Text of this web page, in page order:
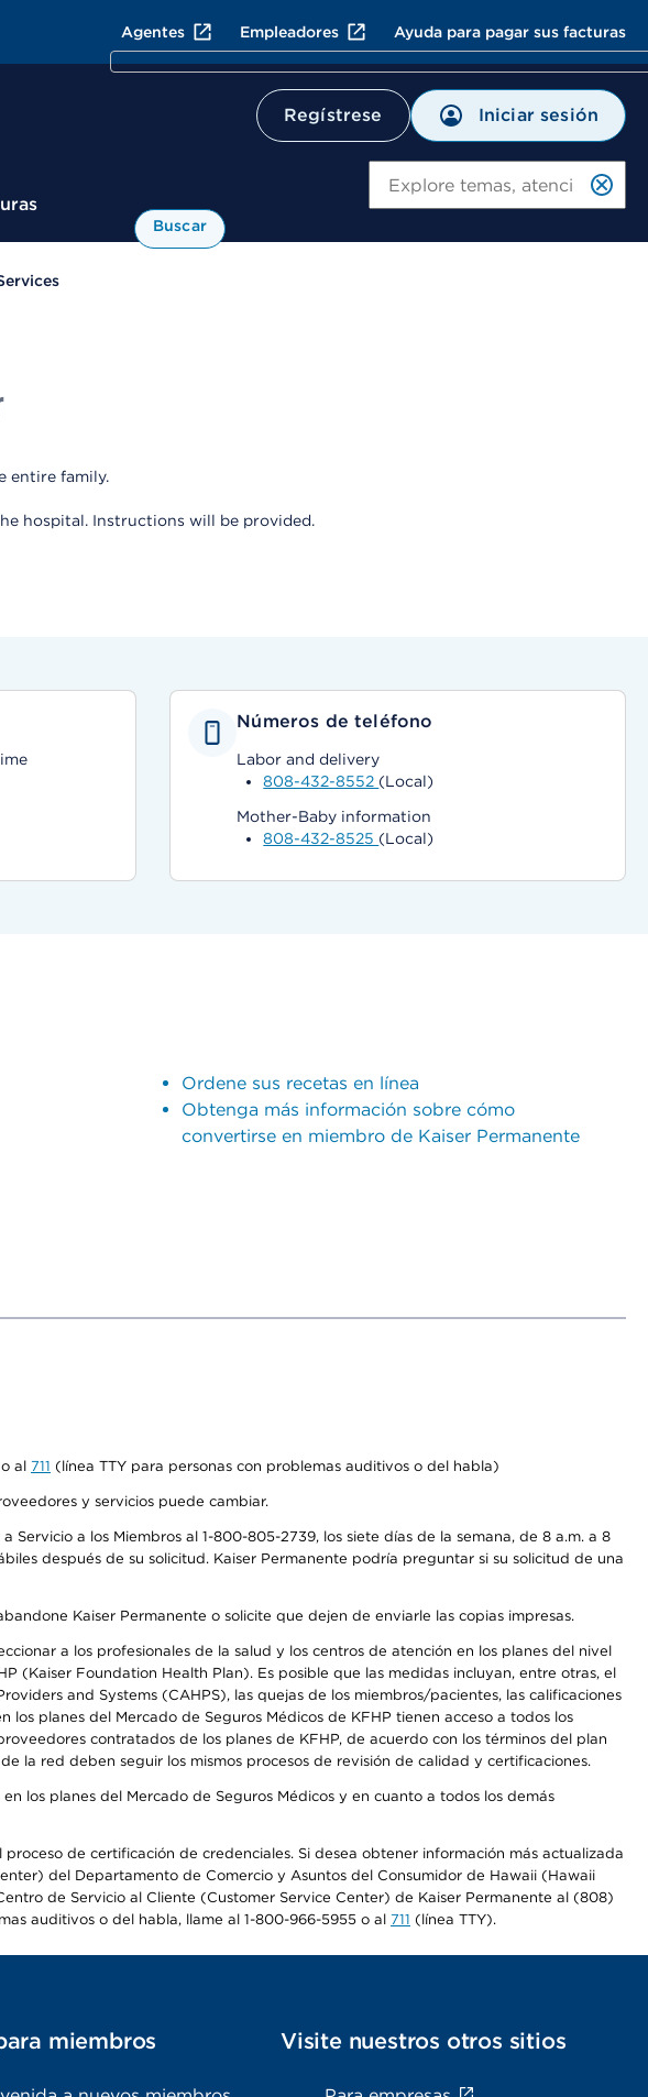
Agentes Empleadores Ayuda para pagar sus facturas
Regístrese Iniciar sesión
Buscar
entire family.
hospital. Instructions will be provided.
Números de teléfono
Labor and delivery
808-432-8552 (Local)
Mother-Baby information
808-432-8525 (Local)
Ordene sus recetas en línea
Obtenga más información sobre cómo
convertirse en miembro de Kaiser Permanente
al 711 (línea TTY para personas con problemas auditivos o del habla)
y servicios puede cambiar.
a los Miembros al 1-800-805-2739, los siete días de la semana, de 8 a.m. a 8
después de su solicitud. Kaiser Permanente podría preguntar si su solicitud de una
Kaiser Permanente o solicite que dejen de enviarle las copias impresas.
a los profesionales de la salud y los centros de atención en los planes del nivel
(Kaiser Foundation Health Plan). Es posible que las medidas incluyan, entre otras, el
and Systems (CAHPS), las quejas de los miembros/pacientes, las calificaciones
planes del Mercado de Seguros Médicos de KFHP tienen acceso a todos los
contratados de los planes de KFHP, de acuerdo con los términos del plan
la red deben seguir los mismos procesos de revisión de calidad y certificaciones.
los planes del Mercado de Seguros Médicos y en cuanto a todos los demás
de certificación de credenciales. Si desea obtener información más actualizada
del Departamento de Comercio y Asuntos del Consumidor de Hawaii (Hawaii
de Servicio al Cliente (Customer Service Center) de Kaiser Permanente al (808)
auditivos o del habla, llame al 1-800-966-5955 o al 711 (línea TTY).
miembros Visite nuestros otros sitios